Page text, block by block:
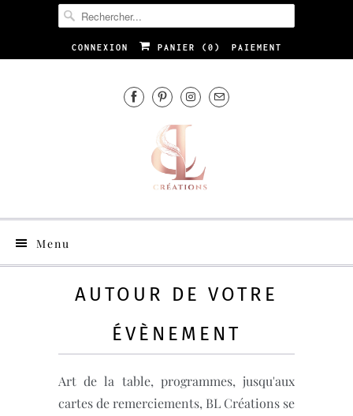
CONNEXION PANIER ( 0 ) PAIEMENT
Menu
AUTOUR DE VOTRE
ÉVÈNEMENT
Art de la table, programmes, jusqu'aux
cartes de remerciements, BL Créations se